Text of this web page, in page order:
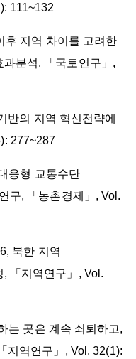
111~132
지역 차이를 고려한
분석. 「국토연구」,
반의 지역 혁신전략에
277~287
응형 교통수단
구, 「농촌경제」, Vol.
북한 지역
「지역연구」, Vol.
는 곳은 계속 쇠퇴하고,
지역연구」, Vol. 32(1):